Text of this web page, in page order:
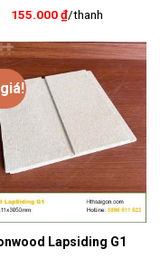
155.000₫/thanh
Lapsiding G1